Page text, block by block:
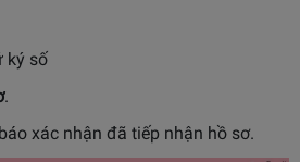
ký số
.
xác nhận đã tiếp nhận hồ sơ.